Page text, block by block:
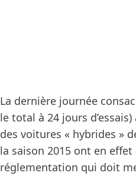
La dernière journée
le total à 24 jours
des voitures « hybrides »
la saison 2015 ont en
réglementation qui doit